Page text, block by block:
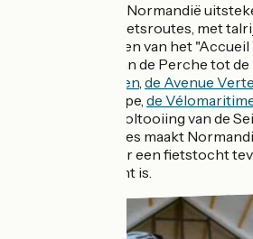
Bovendien biedt Normandië
karakteristieke fietsroutes, met
fietsvoorzieningen van het
, van de Perche tot
de invasiestranden, de Avenue
Giverny tot Dieppe, de
en (in 2020) de voltooiing van de
fietsroute! Dit alles maakt
bestemming waar een fietstocht
ontdekkingstocht is.